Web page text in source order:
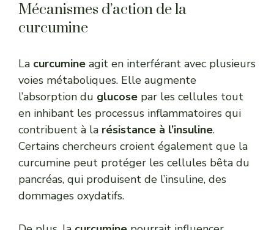
Mécanismes d’action de la
curcumine
La curcumine agit en interférant avec plusieurs
voies métaboliques. Elle augmente
l’absorption du glucose par les cellules tout
en inhibant les processus inflammatoires qui
contribuent à la résistance à l’insuline.
Certains chercheurs croient également que la
curcumine peut protéger les cellules bêta du
pancréas, qui produisent de l’insuline, des
dommages oxydatifs.